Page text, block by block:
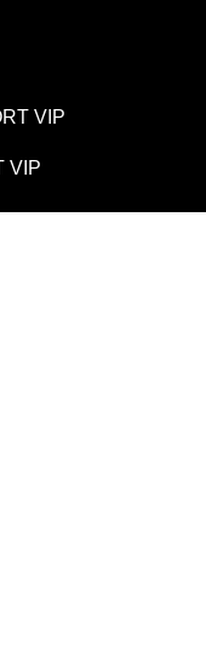
VIP
VIP